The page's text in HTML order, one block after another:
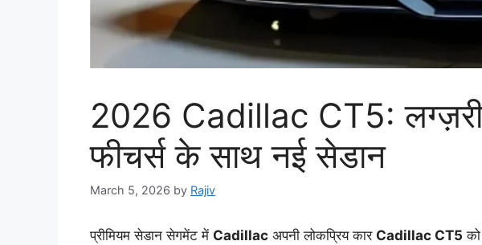
2026 Cadillac CT5: लग्ज़री
फीचर्स के साथ नई सेडान
March 5, 2026 by Rajiv
प्रीमियम सेडान सेगमेंट में Cadillac अपनी लोकप्रिय कार Cadillac CT5